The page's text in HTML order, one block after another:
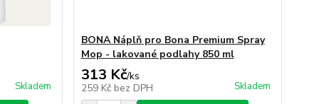
Skladem
BONA Náplň pro Bona Premium Spray
Mop - lakované podlahy 850 ml
313 Kč/ks
259 Kč bez DPH Skladem